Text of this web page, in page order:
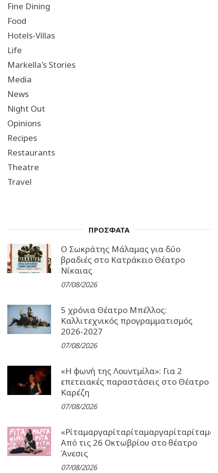
Fine Dining
Food
Hotels-Villas
Life
Markella's Stories
Media
News
Night Out
Opinions
Recipes
Restaurants
Theatre
Travel
ΠΡΟΣΦΑΤΑ
Ο Σωκράτης Μάλαμας για δύο
βραδιές στο Κατράκειο Θέατρο
Νίκαιας
07/08/2026
5 χρόνια Θέατρο Μπέλλος:
Καλλιτεχνικός προγραμματισμός
2026-2027
07/08/2026
«Η φωνή της Λουντμίλα»: Για 2
επετειακές παραστάσεις στο Θέατρο
Καρέζη
07/08/2026
Από τις 26 Οκτωβρίου στο θέατρο
Άνεσις
07/08/2026